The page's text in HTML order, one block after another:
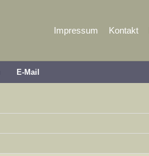
Impressum Kontakt
E-Mail